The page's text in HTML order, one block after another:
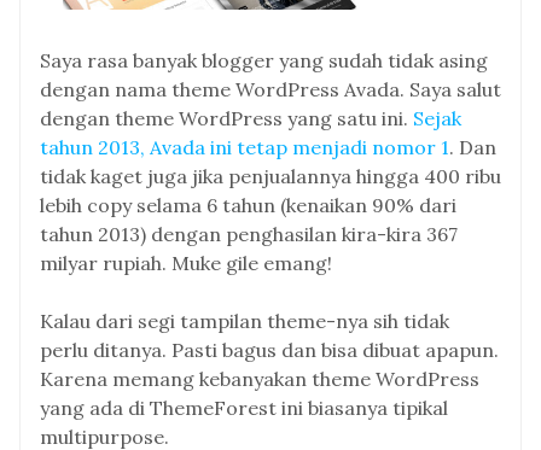
Saya rasa banyak blogger yang sudah tidak asing
dengan nama theme WordPress Avada. Saya salut
dengan theme WordPress yang satu ini. Sejak
tahun 2013, Avada ini tetap menjadi nomor 1. Dan
tidak kaget juga jika penjualannya hingga 400 ribu
lebih copy selama 6 tahun (kenaikan 90% dari
tahun 2013) dengan penghasilan kira-kira 367
milyar rupiah. Muke gile emang!
Kalau dari segi tampilan theme-nya sih tidak
perlu ditanya. Pasti bagus dan bisa dibuat apapun.
Karena memang kebanyakan theme WordPress
yang ada di ThemeForest ini biasanya tipikal
multipurpose.